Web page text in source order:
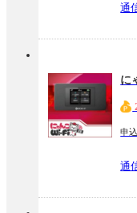
通
に
申
通